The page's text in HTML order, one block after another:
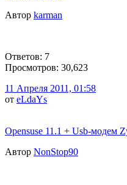
Автор karman
Ответов: 7
Просмотров: 30,623
11 Апреля 2011, 01:58
от eLdaYs
Opensuse 11.1 + Usb-модем
Автор NonStop90